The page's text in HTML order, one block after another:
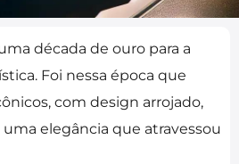
década de ouro para a
Foi nessa época que
com design arrojado,
elegância que atravessou